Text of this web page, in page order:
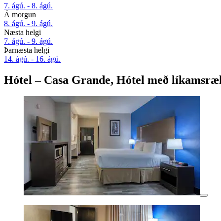
7. ágú. - 8. ágú.
Á morgun
8. ágú. - 9. ágú.
Næsta helgi
7. ágú. - 9. ágú.
Þarnæsta helgi
14. ágú. - 16. ágú.
Hótel – Casa Grande, Hótel með